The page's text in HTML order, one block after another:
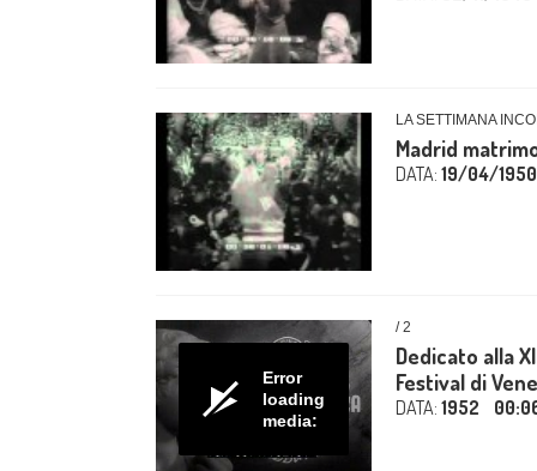
LA SETTIMANA
Madrid
DATA: 19/04/1950
Error
loading
media:
/ 2
Dedicato alla
Festival di
DATA: 1952